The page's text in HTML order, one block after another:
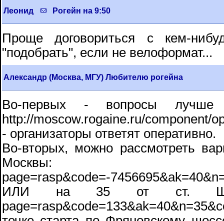
Леонид Рогейн на 9:50
Проще договориться с кем-
"подобрать", если не велоформат...
Александр (Москва, МГУ) Любителю рогейна
Во-первых - вопросы лучше
http://moscow.rogaine.ru/component/
- организаторы ответят оперативно.
Во-вторых, можно рассмотреть
Москвы: http://
page=rasp&code=-
ИЛИ на 35 от ст.